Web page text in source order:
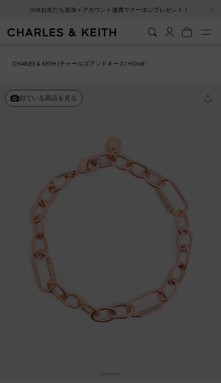
LINEお友だち追加＋アカウント連携でクーポンプレゼント！
CHARLES & KEITH (チャールズアンドキース) HOME
似ている商品を見る